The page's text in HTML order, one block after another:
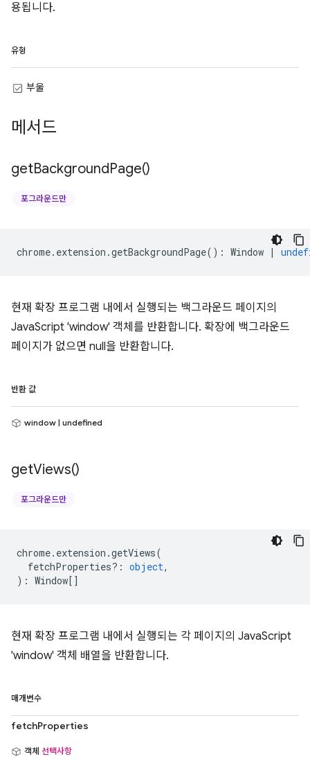
용됩니다.
유형
부울
메서드
getBackgroundPage()
포그라운드만
chrome. extension .getBackgroundPage() : Window |
현재 확장 프로그램 내에서 실행되는 백그라운드 페이지의
JavaScript 'window' 객체를 반환합니다. 확장에 백그라운드
페이지가 없으면 null을 반환합니다.
반환 값
window | undefined
getViews()
포그라운드만
chrome. extension .getViews(
fetchProperties? : object,
) : Window[]
현재 확장 프로그램 내에서 실행되는 각 페이지의 JavaScript
'window' 객체 배열을 반환합니다.
매개변수
fetchProperties
객체 선택사항